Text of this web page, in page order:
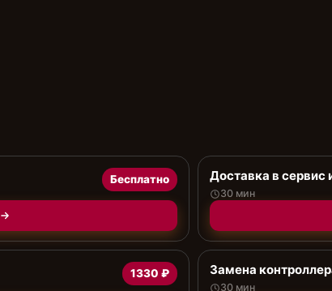
Бесплатно Доставка в сервис
30 мин
1330 ₽ Замена
30 мин